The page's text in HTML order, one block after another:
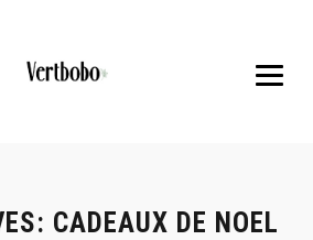
CADEAUX DE NOEL